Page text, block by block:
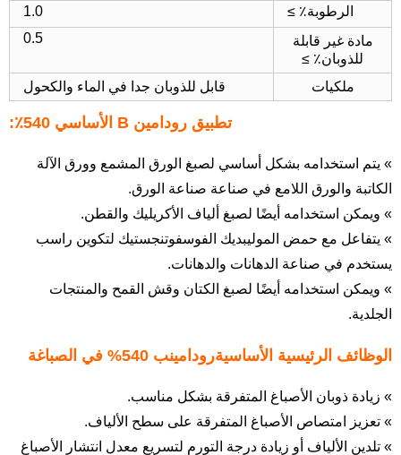
الرطوبة٪ ≥
1.0
مادة غير قابلة
للذوبان٪ ≥
0.5
ملكيات قابل للذوبان جدا في الماء والكحول
تطبيق رودامين B الأساسي 540٪:
» يتم استخدامه بشكل أساسي لصبغ الورق المشمع وورق الآلة
الكاتبة والورق اللامع في صناعة صناعة الورق.
» ويمكن استخدامه أيضًا لصبغ ألياف الأكريليك والقطن.
» يتفاعل مع حمض الموليبديك الفوسفوتنجستيك لتكوين راسب
يستخدم في صناعة الدهانات والدهانات.
» ويمكن استخدامه أيضًا لصبغ الكتان وقش القمح والمنتجات
الجلدية.
الوظائف الرئيسية الأساسيةرودامينب 540% في الصباغة
» زيادة ذوبان الأصباغ المتفرقة بشكل مناسب.
» تعزيز امتصاص الأصباغ المتفرقة على سطح الألياف.
» تلدين الألياف أو زيادة درجة التورم لتسريع معدل انتشار الأصباغ